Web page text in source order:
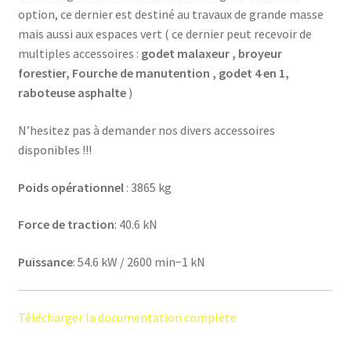
option, ce dernier est destiné au travaux de grande masse
mais aussi aux espaces vert ( ce dernier peut recevoir de
multiples accessoires : godet malaxeur , broyeur
forestier, Fourche de manutention , godet 4 en 1,
raboteuse asphalte)
N’hesitez pas à demander nos divers accessoires
disponibles !!!
Poids opérationnel : 3865 kg
Force de traction: 40.6 kN
Puissance: 54.6 kW / 2600 min−1 kN
Télécharger la documentation complète